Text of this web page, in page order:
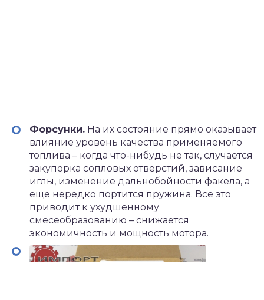
Форсунки. На их состояние прямо оказывает
влияние уровень качества применяемого
топлива – когда что-нибудь не так, случается
закупорка сопловых отверстий, зависание
иглы, изменение дальнобойности факела, а
еще нередко портится пружина. Все это
приводит к ухудшенному
смесеобразованию – снижается
экономичность и мощность мотора.